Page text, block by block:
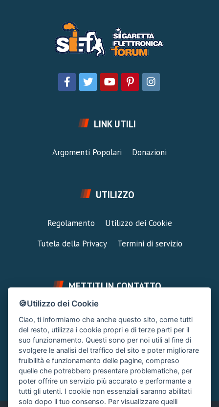
LINK UTILI
Argomenti Popolari Donazioni
UTILIZZO
Regolamento
Utilizzo dei Cookie
Tutela della Privacy
Termini di servizio
METTITI IN CONTATTO
FAI UNA DOMANDA
Chiedi un Consiglio
Area Ticket
CONTATTA L'AMMINISTRAZIONE
Clicca quì
🍪Utilizzo dei Cookie
Ciao, ti informiamo che anche questo sito, come tutti
del resto, utilizza i cookie propri e di terze parti per il
suo funzionamento. Questi sono per noi utili al fine di
svolgere le analisi del traffico del sito e poter migliorare
fruibilità e funzionamento delle pagine, compreso
quelle che potrebbero presentare problematiche, per
poter offrire un servizio più accurato e performante a
tutti gli utenti. I cookie non essenziali saranno abilitati
solo dopo il tuo consenso. Per visualizzare quelli